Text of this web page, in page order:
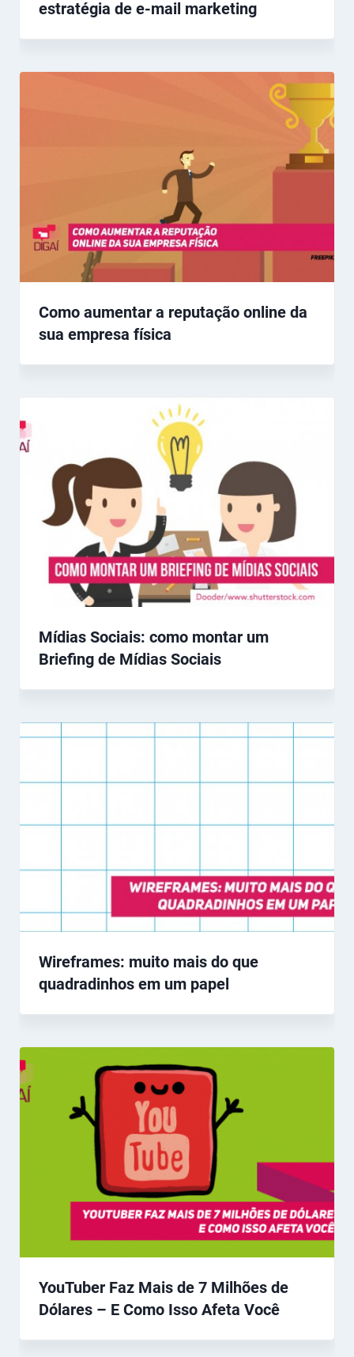
estratégia de e-mail marketing
Como aumentar a reputação online da
sua empresa física
Mídias Sociais: como montar um
Briefing de Mídias Sociais
Wireframes: muito mais do que
quadradinhos em um papel
YouTuber Faz Mais de 7 Milhões de
Dólares – E Como Isso Afeta Você